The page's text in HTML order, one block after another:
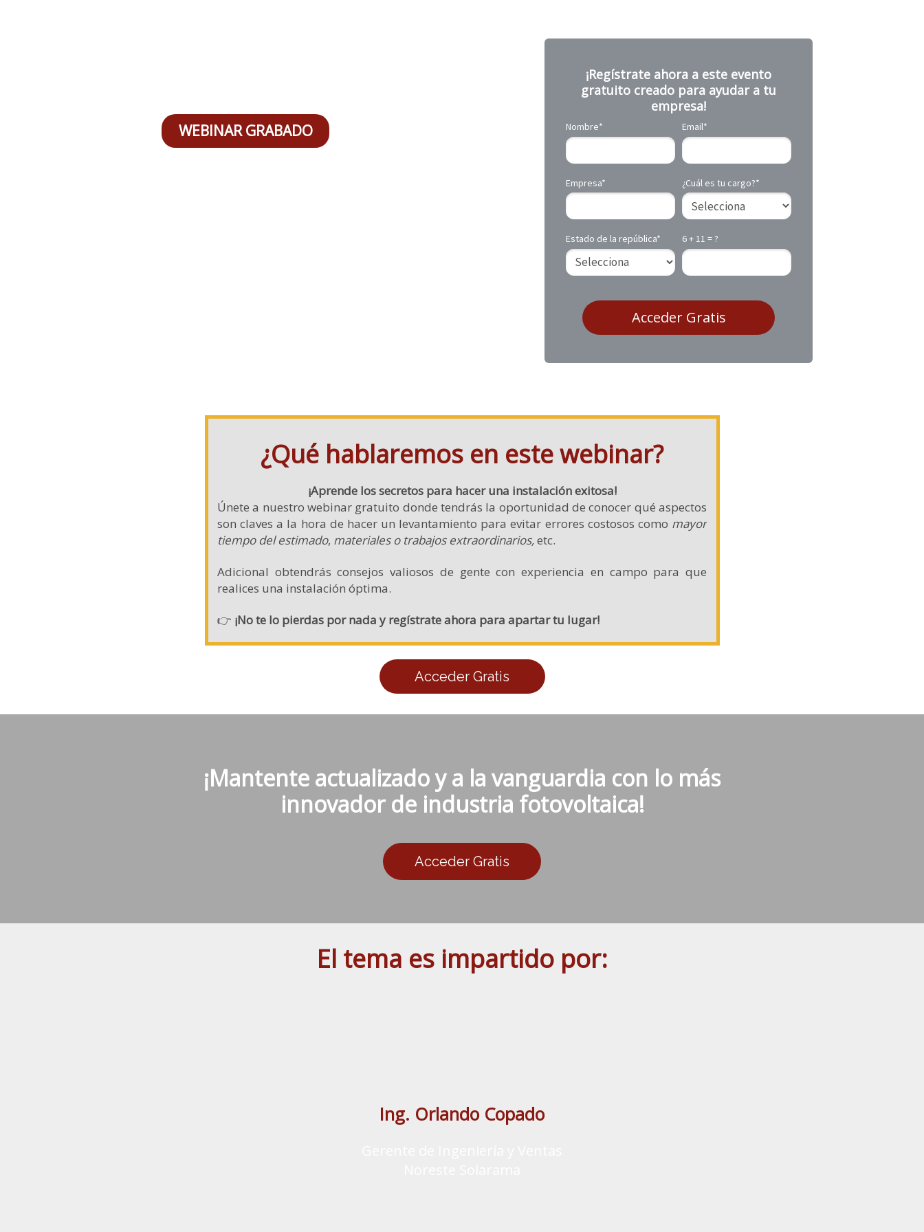
WEBINAR GRABADO
¡Regístrate ahora a este evento
gratuito creado para ayudar a tu
empresa!
Nombre* Email*
Empresa* ¿Cuál es tu cargo?*
Estado de la república* 6 + 11 = ?
Acceder Gratis
¿Qué hablaremos en este webinar?
¡Aprende los secretos para hacer una instalación exitosa!
Únete a nuestro webinar gratuito donde tendrás la oportunidad de conocer qué aspectos
son claves a la hora de hacer un levantamiento para evitar errores costosos como mayor
tiempo del estimado, materiales o trabajos extraordinarios,etc.
Adicional obtendrás consejos valiosos de gente con experiencia en campo para que
realices una instalación óptima.
👉 ¡No te lo pierdas por nada y regístrate ahora para apartar tu lugar!
Acceder Gratis
¡Mantente actualizado y a la vanguardia con lo más
innovador de industria fotovoltaica!
Acceder Gratis
El tema es impartido por:
Ing. Orlando Copado